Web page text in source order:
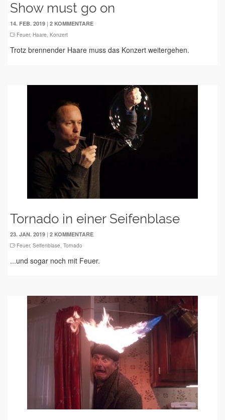
Show must go on
14. FEB. 2019 | 2 KOMMENTARE
Feuer, Haare, Konzert
Trotz brennender Haare muss das Konzert weitergehen.
Tornado in einer Seifenblase
23. JAN. 2019 | 2 KOMMENTARE
Feuer, Seifenblase, Tornado
...und sogar noch mit Feuer.